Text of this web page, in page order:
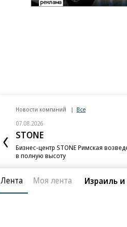
Новости компаний Все
07.08.2026
STONE
Бизнес-центр STONE Римская
в полную высоту
Лента Моя лента Израиль